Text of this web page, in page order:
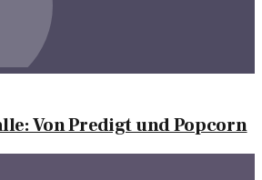
Von Predigt und Popcorn